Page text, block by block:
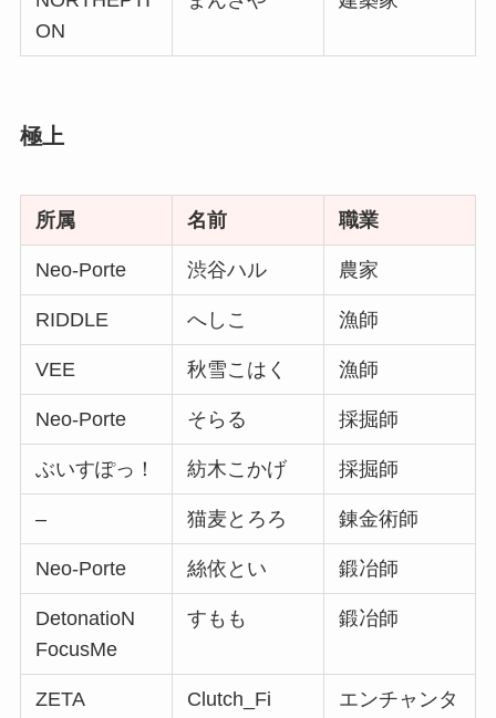
ON
極上
所属 名前 職業
Neo-Porte 渋谷ハル 農家
RIDDLE へしこ 漁師
VEE 秋雪こはく 漁師
Neo-Porte そらる 採掘師
ぶいすぽっ！ 紡木こかげ 採掘師
– 猫麦とろろ 錬金術師
Neo-Porte 絲依とい 鍛冶師
DetonatioN
FocusMe
すもも 鍛冶師
ZETA
Clutch_Fi
エンチャンタ